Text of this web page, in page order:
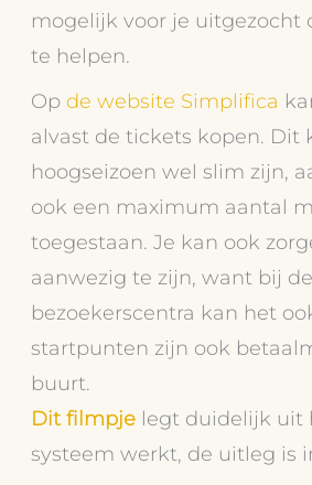
mogelijk voor je uitgezocht
te helpen.
Op de website Simplifica
alvast de tickets kopen. Dit
hoogseizoen wel slim zijn,
ook een maximum aantal
toegestaan. Je kan ook
aanwezig te zijn, want bij de
bezoekerscentra kan het
startpunten zijn ook
buurt.
Dit filmpje legt duidelijk uit
systeem werkt, de uitleg is